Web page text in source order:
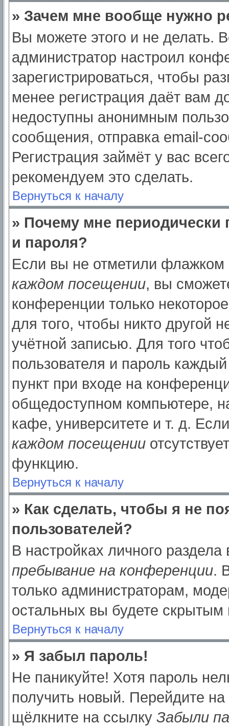
» Зачем мне вообще нужно
Вы можете этого и не делать.
администратор настроил
зарегистрироваться, чтобы
менее регистрация даёт вам
недоступны анонимным
сообщения, отправка email-
Регистрация займёт у вас
рекомендуем это сделать.
Вернуться к началу
» Почему мне периодически
и пароля?
Если вы не отметили флажком
каждом посещении, вы
конференции только
для того, чтобы никто другой
учётной записью. Для того
пользователя и пароль
пункт при входе на
общедоступном компьютере,
кафе, университете и т. д.
каждом посещении
функцию.
Вернуться к началу
» Как сделать, чтобы я не
пользователей?
В настройках личного
пребывание на конференции.
только администраторам,
остальных вы будете скрытым
Вернуться к началу
» Я забыл пароль!
Не паникуйте! Хотя пароль
получить новый. Перейдите
щёлкните на ссылку Забыли